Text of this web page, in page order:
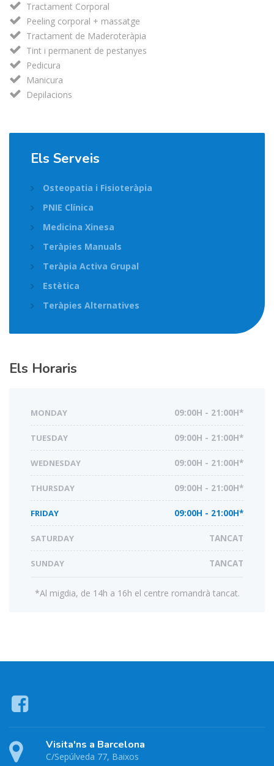
Tractament Corporal
Peeling corporal + massatge
Tractament de Maderoteràpia
Tint i permanent de pestanyes
Pedicura
Manicura
Depilacions
Els Serveis
Osteopatia i Fisioteràpia
PNIE Clínica
Medicina Xinesa
Teràpies Manuals
Teràpia Activa Grupal
Estètica
Teràpies Alternatives
Els Horaris
MONDAY 09:00H - 21:00H*
TUESDAY 09:00H - 21:00H*
WEDNESDAY 09:00H - 21:00H*
THURSDAY 09:00H - 21:00H*
FRIDAY 09:00H - 21:00H*
SATURDAY TANCAT
SUNDAY TANCAT
*Al migdia, de 14h a 16h el centre romandrà tancat.
Visita'ns a Barcelona
C/Sepúlveda 77, Baixos